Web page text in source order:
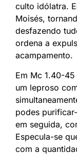
culto idólatra.
Moisés,
desfazendo
ordena a
acampamento.
Em Mc 1.40-
um leproso
podes
em seguida,
Especula-se
com a